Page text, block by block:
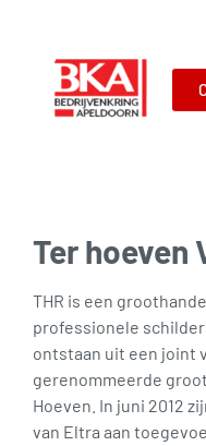
Ter hoeven
THR is een
professionele
ontstaan uit een joint
gerenommeerde
Hoeven. In juni 2012
van Eltra aan